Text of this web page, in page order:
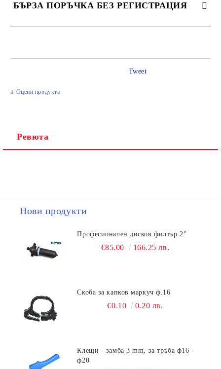
БЪРЗА ПОРЪЧКА БЕЗ РЕГИСТРАЦИЯ
Оцени продукта
Tweet
Ревюта
Нови продукти
Професионален дисков филтър 2"
€85.00 166.25 лв.
Скоба за капков маркуч ф.16
€0.10 0.20 лв.
Клещи - замба 3 mm, за тръба ф16 -
ф20